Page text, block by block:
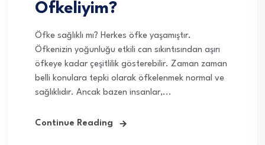
Öfkeliyim?
Öfke sağlıklı mı? Herkes öfke yaşamıştır.
Öfkenizin yoğunluğu etkili can sıkıntısından aşırı
öfkeye kadar çeşitlilik gösterebilir. Zaman zaman
belli konulara tepki olarak öfkelenmek normal ve
sağlıklıdır. Ancak bazen insanlar,...
Continue Reading